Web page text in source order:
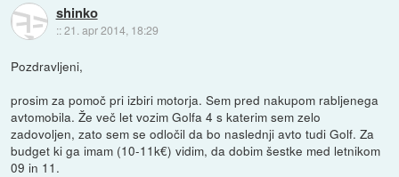
shinko
::21. apr 2014, 18:29
Pozdravljeni,
prosim za pomoč pri izbiri motorja. Sem pred nakupom rabljenega
avtomobila. Že več let vozim Golfa 4 s katerim sem zelo
zadovoljen, zato sem se odločil da bo naslednji avto tudi Golf. Za
budget ki ga imam (10-11k€) vidim, da dobim šestke med letnikom
09 in 11.